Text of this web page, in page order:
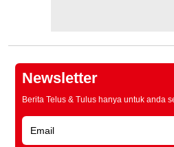
Newsletter
Berita Telus & Tulus hanya untuk anda